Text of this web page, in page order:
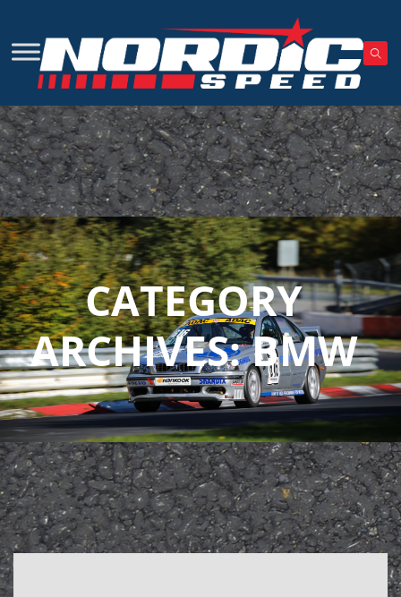
CATEGORY
ARCHIVES:BMW